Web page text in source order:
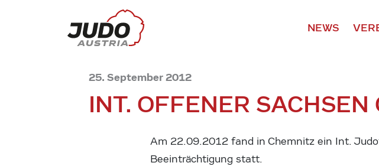
NEWS
25. September 2012
INT. OFFENER SACHSEN
Am 22.09.2012 fand in Chemnitz ein Int.
Beeinträchtigung statt.